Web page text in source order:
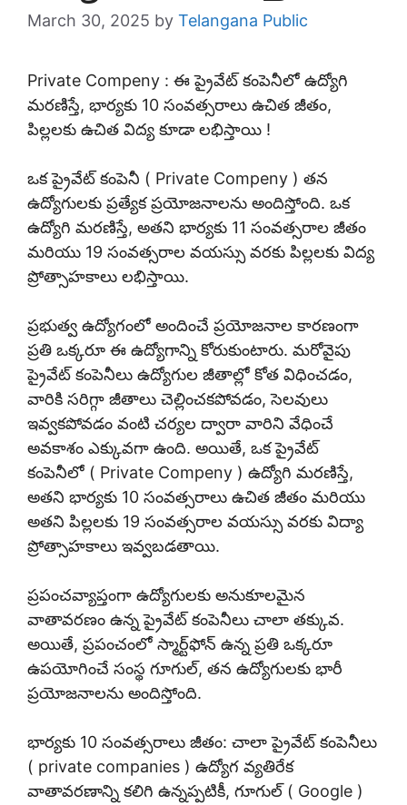
March 30, 2025 by Telangana Public
Private Compeny : ఈ ప్రైవేట్ కంపెనీలో ఉద్యోగి
మరణిస్తే, భార్యకు 10 సంవత్సరాలు ఉచిత జీతం,
పిల్లలకు ఉచిత విద్య కూడా లభిస్తాయి !
ఒక ప్రైవేట్ కంపెనీ ( Private Compeny ) తన
ఉద్యోగులకు ప్రత్యేక ప్రయోజనాలను అందిస్తోంది. ఒక
ఉద్యోగి మరణిస్తే, అతని భార్యకు 11 సంవత్సరాల జీతం
మరియు 19 సంవత్సరాల వయస్సు వరకు పిల్లలకు విద్య
ప్రోత్సాహకాలు లభిస్తాయి.
ప్రభుత్వ ఉద్యోగంలో అందించే ప్రయోజనాల కారణంగా
ప్రతి ఒక్కరూ ఈ ఉద్యోగాన్ని కోరుకుంటారు. మరోవైపు
ప్రైవేట్ కంపెనీలు ఉద్యోగుల జీతాల్లో కోత విధించడం,
వారికి సరిగ్గా జీతాలు చెల్లించకపోవడం, సెలవులు
ఇవ్వకపోవడం వంటి చర్యల ద్వారా వారిని వేధించే
అవకాశం ఎక్కువగా ఉంది. అయితే, ఒక ప్రైవేట్
కంపెనీలో ( Private Compeny ) ఉద్యోగి మరణిస్తే,
అతని భార్యకు 10 సంవత్సరాలు ఉచిత జీతం మరియు
అతని పిల్లలకు 19 సంవత్సరాల వయస్సు వరకు విద్యా
ప్రోత్సాహకాలు ఇవ్వబడతాయి.
ప్రపంచవ్యాప్తంగా ఉద్యోగులకు అనుకూలమైన
వాతావరణం ఉన్న ప్రైవేట్ కంపెనీలు చాలా తక్కువ.
అయితే, ప్రపంచంలో స్మార్ట్‌ఫోన్ ఉన్న ప్రతి ఒక్కరూ
ఉపయోగించే సంస్థ గూగుల్, తన ఉద్యోగులకు భారీ
ప్రయోజనాలను అందిస్తోంది.
భార్యకు 10 సంవత్సరాలు జీతం: చాలా ప్రైవేట్ కంపెనీలు
( private companies ) ఉద్యోగ వ్యతిరేక
వాతావరణాన్ని కలిగి ఉన్నప్పటికీ, గూగుల్ ( Google )